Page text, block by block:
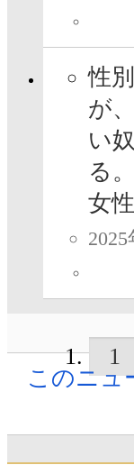
性
が
い
る
女
1
このニュ